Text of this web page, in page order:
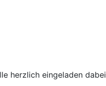
herzlich eingeladen